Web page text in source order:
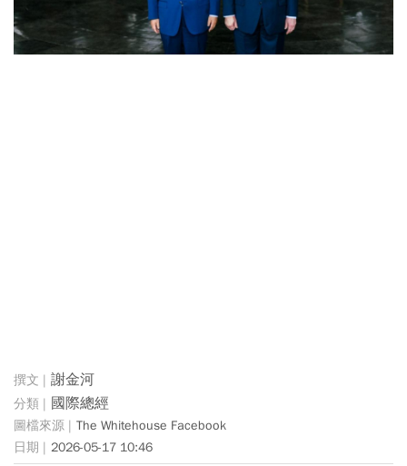
謝金河
國際總經
The Whitehouse Facebook
2026-05-17 10:46